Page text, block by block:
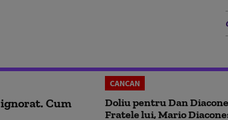
Cum
CANCAN
Doliu pentru Dan
Fratele lui, Mario